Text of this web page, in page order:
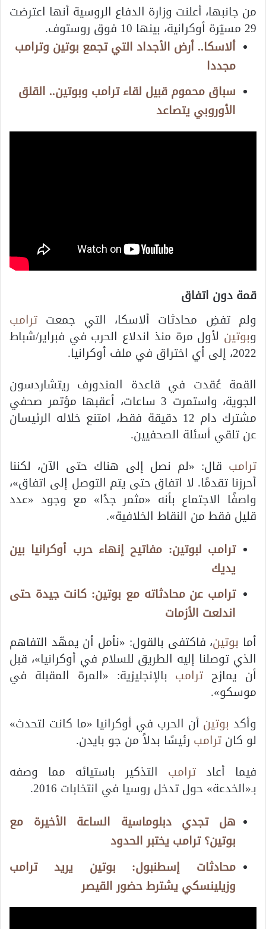
من جانبها، أعلنت وزارة الدفاع الروسية أنها اعترضت
29 مسيّرة أوكرانية، بينها 10 فوق روستوف.
ألاسكا.. أرض الأجداد التي تجمع بوتين وترامب
مجددا
سباق محموم قبيل لقاء ترامب وبوتين.. القلق
الأوروبي يتصاعد
قمة دون اتفاق
ولم تفضِ محادثات ألاسكا، التي جمعت ترامب
وبوتين لأول مرة منذ اندلاع الحرب في فبراير/شباط
2022، إلى أي اختراق في ملف أوكرانيا.
القمة عُقدت في قاعدة المندورف ريتشاردسون
الجوية، واستمرت 3 ساعات، أعقبها مؤتمر صحفي
مشترك دام 12 دقيقة فقط، امتنع خلاله الرئيسان
عن تلقي أسئلة الصحفيين.
ترامب قال: «لم نصل إلى هناك حتى الآن، لكننا
أحرزنا تقدمًا. لا اتفاق حتى يتم التوصل إلى اتفاق»،
واصفًا الاجتماع بأنه «مثمر جدًا» مع وجود «عدد
قليل فقط من النقاط الخلافية».
ترامب لبوتين: مفاتيح إنهاء حرب أوكرانيا بين
يديك
ترامب عن محادثاته مع بوتين: كانت جيدة حتى
اندلعت الأزمات
أما بوتين، فاكتفى بالقول: «نأمل أن يمهّد التفاهم
الذي توصلنا إليه الطريق للسلام في أوكرانيا»، قبل
أن يمازح ترامب بالإنجليزية: «المرة المقبلة في
موسكو».
وأكد بوتين أن الحرب في أوكرانيا «ما كانت لتحدث»
لو كان ترامب رئيسًا بدلاً من جو بايدن.
فيما أعاد ترامب التذكير باستيائه مما وصفه
بـ«الخدعة» حول تدخل روسيا في انتخابات 2016.
هل تجدي دبلوماسية الساعة الأخيرة مع
بوتين؟ ترامب يختبر الحدود
محادثات إسطنبول: بوتين يريد ترامب
وزيلينسكي يشترط حضور القيصر